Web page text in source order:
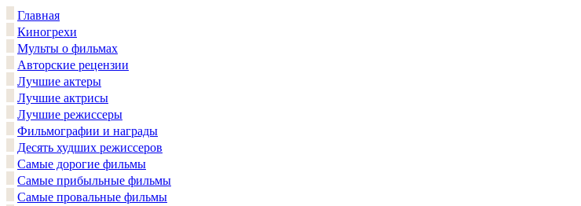
Главная
Киногрехи
Мульты о фильмах
Авторские рецензии
Лучшие актеры
Лучшие актрисы
Лучшие режиссеры
Фильмографии и награды
Десять худших режиссеров
Самые дорогие фильмы
Самые прибыльные фильмы
Самые провальные фильмы